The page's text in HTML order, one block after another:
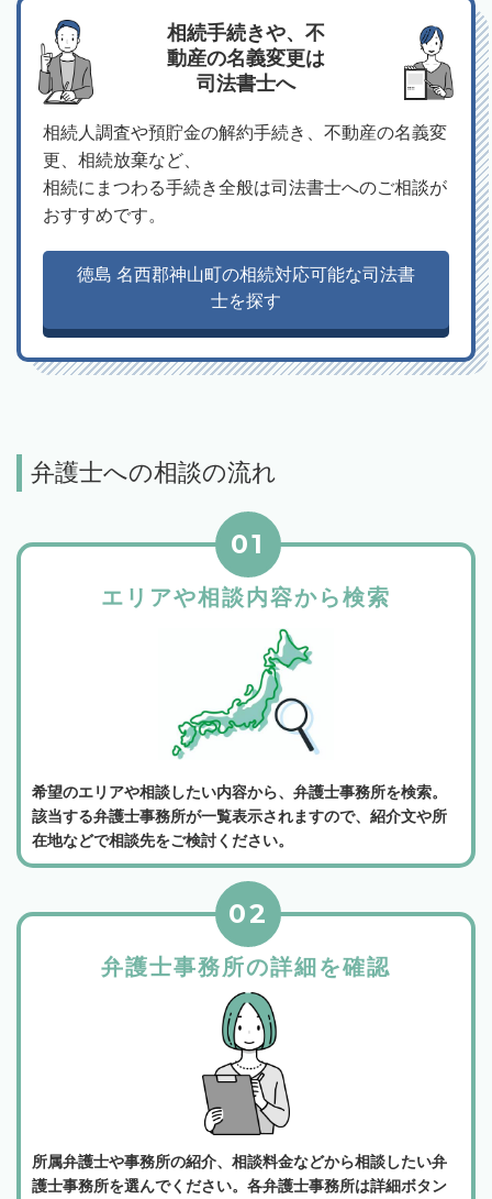
相続手続きや、不
動産の名義変更は
司法書士へ
相続人調査や預貯金の解約手続き、不動産の名義変
更、相続放棄など、
相続にまつわる手続き全般は司法書士へのご相談が
おすすめです。
徳島 名西郡神山町の相続対応可能な司法書
士を探す
弁護士への相談の流れ
エリアや相談内容から検索
01
希望のエリアや相談したい内容から、弁護士事務所を検索。
該当する弁護士事務所が一覧表示されますので、紹介文や所
在地などで相談先をご検討ください。
弁護士事務所の詳細を確認
02
所属弁護士や事務所の紹介、相談料金などから相談したい弁
護士事務所を選んでください。各弁護士事務所は詳細ボタン